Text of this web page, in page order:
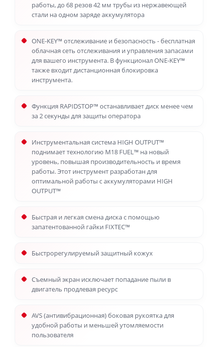
работы, до 68 резов 42 мм трубы из нержавеющей
стали на одном заряде аккумулятора
ONE-KEY™ отслеживание и безопасность - бесплатная
облачная сеть отслеживания и управления запасами
для вашего инструмента. В функционал ONE-KEY™
также входит дистанционная блокировка
инструмента.
Функция RAPIDSTOP™ останавливает диск менее чем
за 2 секунды для защиты оператора
Инструментальная система HIGH OUTPUT™
поднимает технологию M18 FUEL™ на новый
уровень, повышая производительность и время
работы. Этот инструмент разработан для
оптимальной работы с аккумуляторами HIGH
OUTPUT™
Быстрая и легкая смена диска с помощью
запатентованной гайки FIXTEC™
Быстрорегулируемый защитный кожух
Съемный экран исключает попадание пыли в
двигатель продлевая ресурс
AVS (антивибрационная) боковая рукоятка для
удобной работы и меньшей утомляемости
пользователя